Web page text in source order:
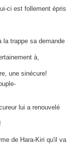
ci est follement épris
trappe sa demande
à,
une sinécure!
lui a renouvelé
de Hara-Kiri qu'il va